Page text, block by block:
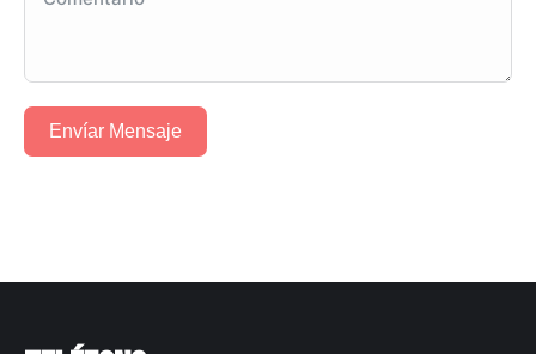
Envíar Mensaje